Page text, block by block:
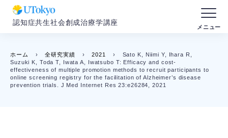
認知症共生社会創成治療学講座
ホーム › 全研究実績 › 2021 ›
Sato K, Niimi Y, Ihara R,
Suzuki K, Toda T, Iwata A, Iwatsubo T: Efficacy and cost-
effectiveness of multiple promotion methods to recruit participants to
online screening registry for the facilitation of Alzheimer’s disease
prevention trials. J Med Internet Res 23:e26284, 2021